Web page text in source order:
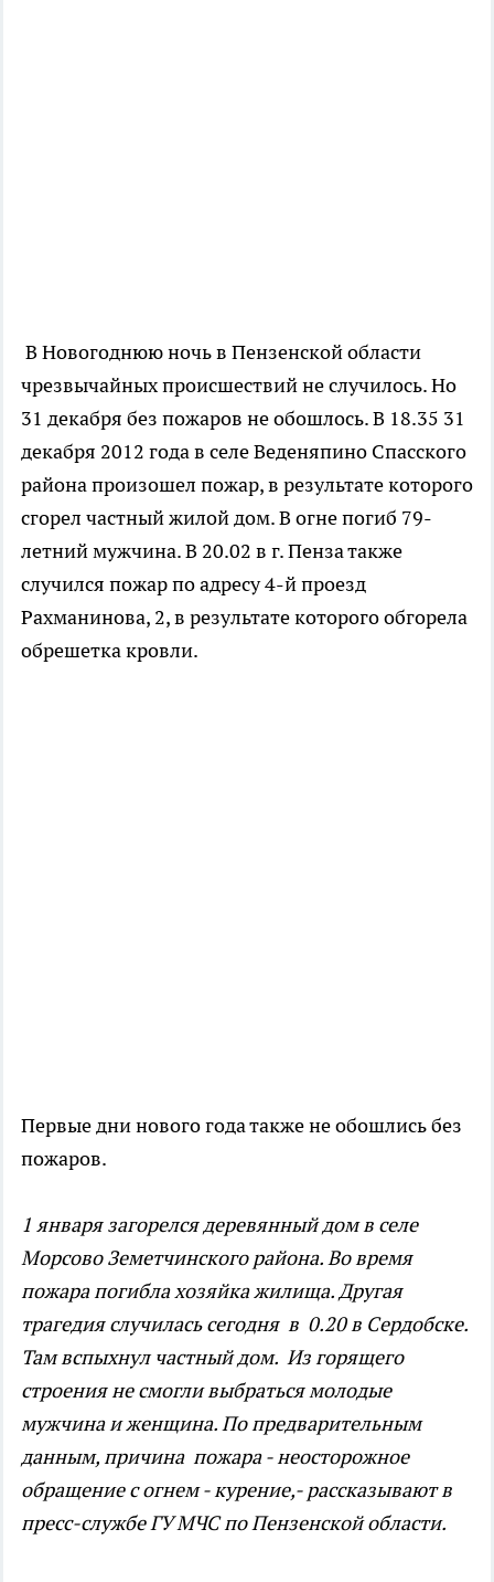
В Новогоднюю ночь в Пензенской области
чрезвычайных происшествий не случилось. Но
31 декабря без пожаров не обошлось. В 18.35 31
декабря 2012 года в селе Веденяпино Спасского
района произошел пожар, в результате которого
сгорел частный жилой дом. В огне погиб 79-
летний мужчина. В 20.02 в г. Пенза также
случился пожар по адресу 4-й проезд
Рахманинова, 2, в результате которого обгорела
обрешетка кровли.
Первые дни нового года также не обошлись без
пожаров.
1 января загорелся деревянный дом в селе
Морсово Земетчинского района. Во время
пожара погибла хозяйка жилища. Другая
трагедия случилась сегодня в 0.20 в Сердобске.
Там вспыхнул частный дом. Из горящего
строения не смогли выбраться молодые
мужчина и женщина. По предварительным
данным, причина пожара - неосторожное
обращение с огнем - курение,- рассказывают в
пресс-службе ГУ МЧС по Пензенской области.